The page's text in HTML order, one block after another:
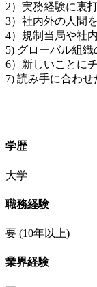
2）実務経験に裏
3）社内外の人間
4）規制当局や社
5) グローバル組
6）新しいことに
7) 読み手に合わせ
学歴
大学
職務経験
要 (10年以上)
業界経験